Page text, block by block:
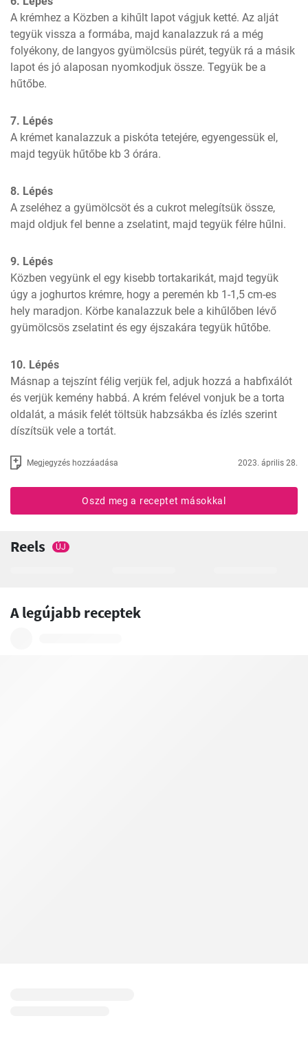
A krémhez a Közben a kihűlt lapot vágjuk ketté. Az alját
tegyük vissza a formába, majd kanalazzuk rá a még
folyékony, de langyos gyümölcsüs pürét, tegyük rá a másik
lapot és jó alaposan nyomkodjuk össze. Tegyük be a
hűtőbe.
7. Lépés
A krémet kanalazzuk a piskóta tetejére, egyengessük el,
majd tegyük hűtőbe kb 3 órára.
8. Lépés
A zseléhez a gyümölcsöt és a cukrot melegítsük össze,
majd oldjuk fel benne a zselatint, majd tegyük félre hűlni.
9. Lépés
Közben vegyünk el egy kisebb tortakarikát, majd tegyük
úgy a joghurtos krémre, hogy a peremén kb 1-1,5 cm-es
hely maradjon. Körbe kanalazzuk bele a kihűlőben lévő
gyümölcsös zselatint és egy éjszakára tegyük hűtőbe.
10. Lépés
Másnap a tejszínt félig verjük fel, adjuk hozzá a habfixálót
és verjük kemény habbá. A krém felével vonjuk be a torta
oldalát, a másik felét töltsük habzsákba és ízlés szerint
díszítsük vele a tortát.
Megjegyzés hozzáadása 2023. április 28.
Oszd meg a receptet másokkal
Reels ÚJ
A legújabb receptek